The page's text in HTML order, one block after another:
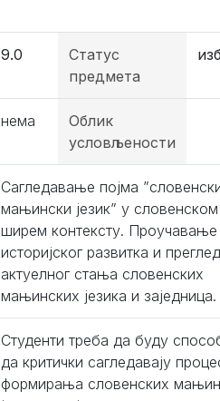
9.0
Статус
предмета
нема
Облик
условљености
Сагледавање појма
мањински језик” у
ширем контексту. Проучавање
историјског развитка и преглед
актуелног стања словенских
мањинских језика и заједница.
Студенти треба да буду
да критички сагледавају
формирања словенских